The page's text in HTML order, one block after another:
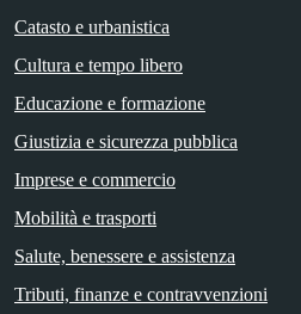
Catasto e urbanistica
Cultura e tempo libero
Educazione e formazione
Giustizia e sicurezza pubblica
Imprese e commercio
Mobilità e trasporti
Salute, benessere e assistenza
Tributi, finanze e contravvenzioni